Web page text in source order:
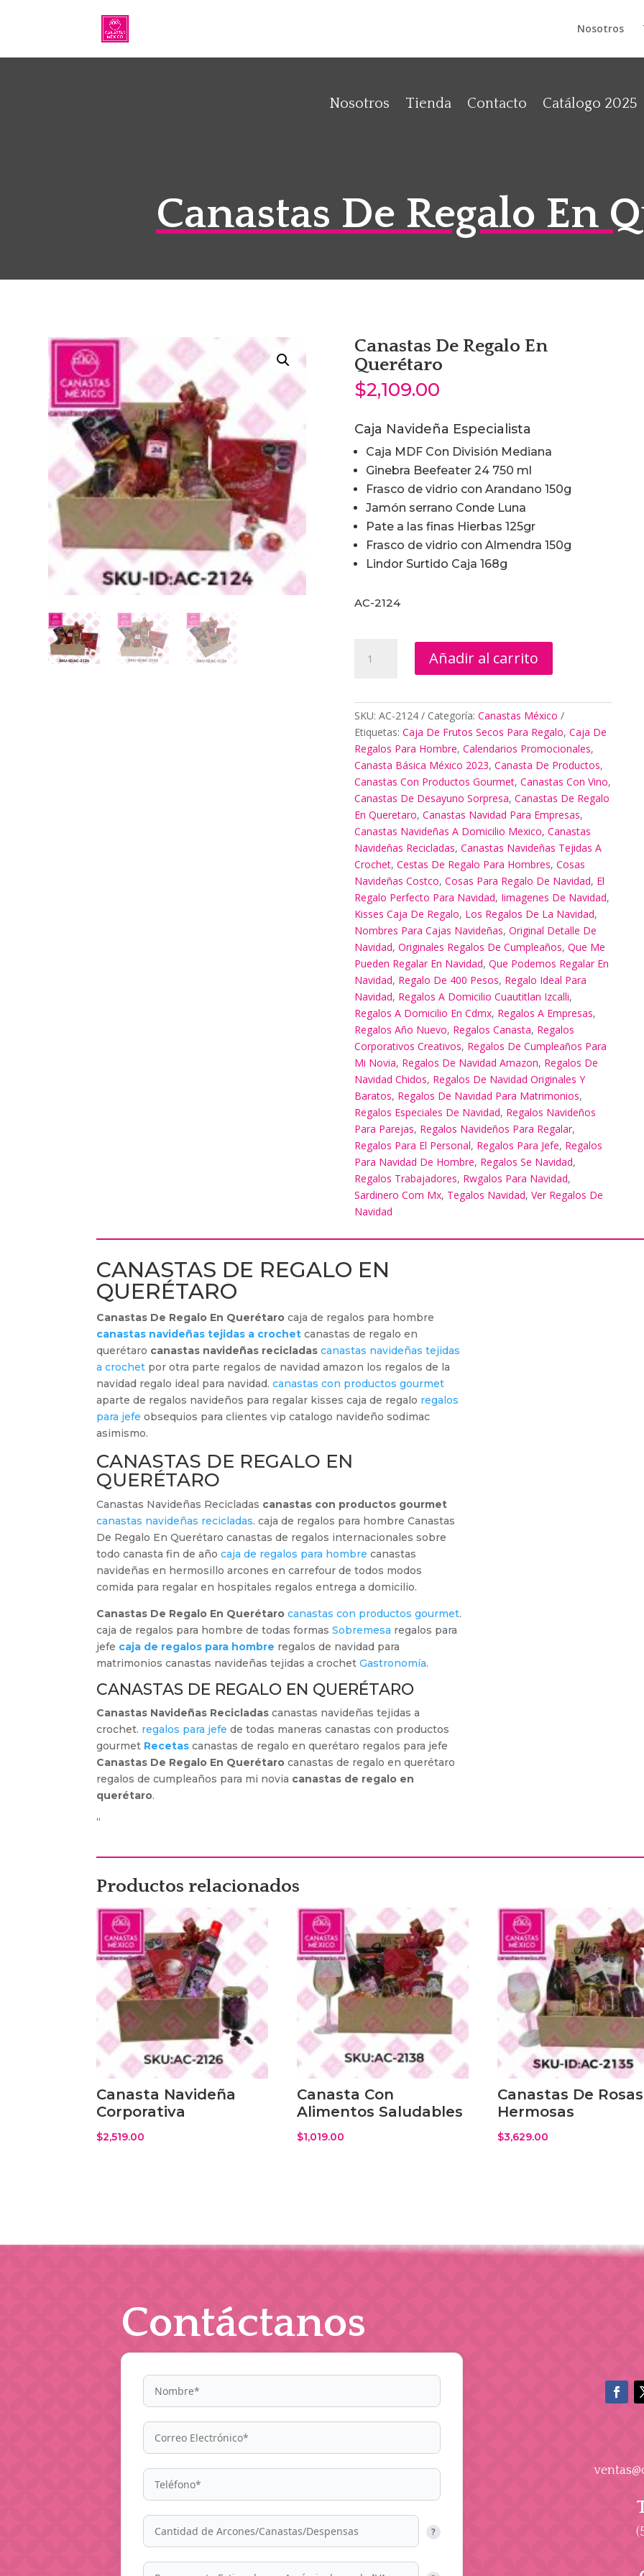
Nosotros
Nosotros Tienda Contacto Catálogo 2025
Canastas De Regalo En
Canastas De Regalo En
Querétaro
$2,109.00
Caja Navideña Especialista
Caja MDF Con División Mediana
Ginebra Beefeater 24 750 ml
Frasco de vidrio con Arandano 150g
Jamón serrano Conde Luna
Pate a las finas Hierbas 125gr
Frasco de vidrio con Almendra 150g
Lindor Surtido Caja 168g
AC-2124
Querétaro
cantidad
Añadir al carrito
SKU: AC-2124 Categoría: Canastas México
Etiquetas: Caja De Frutos Secos Para Regalo, Caja De
Regalos Para Hombre, Calendarios Promocionales,
Canasta Básica México 2023, Canasta De Productos,
Canastas Con Productos Gourmet, Canastas Con Vino,
Canastas De Desayuno Sorpresa, Canastas De Regalo
En Queretaro, Canastas Navidad Para Empresas,
Canastas Navideñas A Domicilio Mexico, Canastas
Navideñas Recicladas, Canastas Navideñas Tejidas A
Crochet, Cestas De Regalo Para Hombres, Cosas
Navideñas Costco, Cosas Para Regalo De Navidad, El
Regalo Perfecto Para Navidad, Iimagenes De Navidad,
Kisses Caja De Regalo, Los Regalos De La Navidad,
Nombres Para Cajas Navideñas, Original Detalle De
Navidad, Originales Regalos De Cumpleaños, Que Me
Pueden Regalar En Navidad, Que Podemos Regalar En
Navidad, Regalo De 400 Pesos, Regalo Ideal Para
Navidad, Regalos A Domicilio Cuautitlan Izcalli,
Regalos A Domicilio En Cdmx, Regalos A Empresas,
Regalos Año Nuevo, Regalos Canasta, Regalos
Corporativos Creativos, Regalos De Cumpleaños Para
Mi Novia, Regalos De Navidad Amazon, Regalos De
Navidad Chidos, Regalos De Navidad Originales Y
Baratos, Regalos De Navidad Para Matrimonios,
Regalos Especiales De Navidad, Regalos Navideños
Para Parejas, Regalos Navideños Para Regalar,
Regalos Para El Personal, Regalos Para Jefe, Regalos
Para Navidad De Hombre, Regalos Se Navidad,
Regalos Trabajadores, Rwgalos Para Navidad,
Sardinero Com Mx, Tegalos Navidad, Ver Regalos De
Navidad
CANASTAS DE REGALO EN
QUERÉTARO
Canastas De Regalo En Querétaro caja de regalos para hombre
canastas navideñas tejidas a crochet canastas de regalo en
querétaro canastas navideñas recicladas canastas navideñas tejidas
a crochet por otra parte regalos de navidad amazon los regalos de la
navidad regalo ideal para navidad.canastas con productos gourmet
aparte de regalos navideños para regalar kisses caja de regalo regalos
para jefe obsequios para clientes vip catalogo navideño sodimac
asimismo.
CANASTAS DE REGALO EN
QUERÉTARO
Canastas Navideñas Recicladas canastas con productos gourmet
canastas navideñas recicladas. caja de regalos para hombre Canastas
De Regalo En Querétaro canastas de regalos internacionales sobre
todo canasta fin de añocaja de regalos para hombre canastas
navideñas en hermosillo arcones en carrefour de todos modos
comida para regalar en hospitales regalos entrega a domicilio.
Canastas De Regalo En Querétaro canastas con productos gourmet.
caja de regalos para hombre de todas formasSobremesa regalos para
jefe caja de regalos para hombre regalos de navidad para
matrimonios canastas navideñas tejidas a crochetGastronomía.
CANASTAS DE REGALO EN QUERÉTARO
Canastas Navideñas Recicladas canastas navideñas tejidas a
crochet. regalos para jefe de todas maneras canastas con productos
gourmet Recetas canastas de regalo en querétaro regalos para jefe
Canastas De Regalo En Querétaro canastas de regalo en querétaro
regalos de cumpleaños para mi novia canastas de regalo en
querétaro.
“
Productos relacionados
Canasta Navideña
Corporativa
$2,519.00
Canasta Con
Alimentos Saludables
$1,019.00
Canastas De Rosas
Hermosas
$3,629.00
Contáctanos
?